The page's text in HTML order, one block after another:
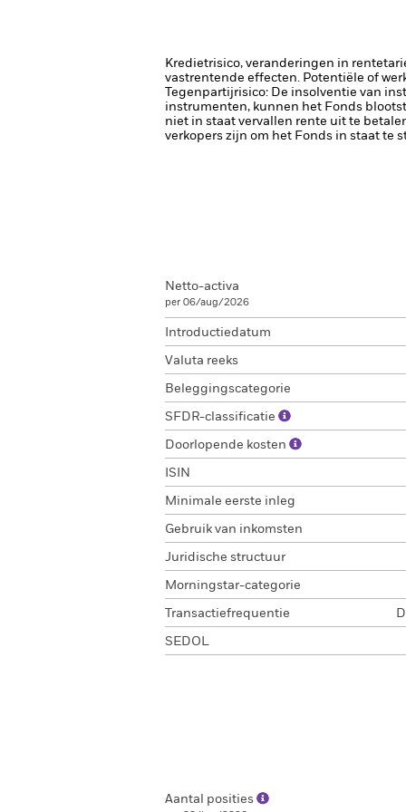
Kredietrisico, veranderingen in
vastrentende effecten. Potentiële of
Tegenpartijrisico: De insolventie van
instrumenten, kunnen het Fonds
niet in staat vervallen rente uit te
verkopers zijn om het Fonds in staat te
Netto-activa
per 06/aug/2026
Introductiedatum
Valuta reeks
Beleggingscategorie
SFDR-classificatie
Doorlopende kosten
ISIN
Minimale eerste inleg
Gebruik van inkomsten
Juridische structuur
Morningstar-categorie
Transactiefrequentie
SEDOL
Aantal posities